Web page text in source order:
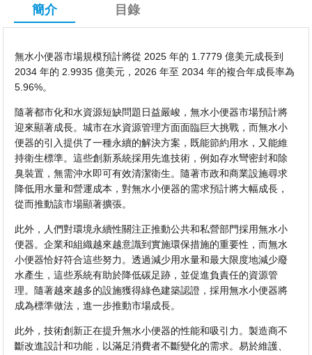
簡介 目錄
無水小便器市場規模預計將從 2025 年的 1.7779 億美元成長到
2034 年的 2.9935 億美元，2026 年至 2034 年的複合年成長率為
5.96%。
隨著都市化和水資源短缺問題日益嚴峻，無水小便器市場預計將
迎來顯著成長。城市在水資源管理方面面臨巨大挑戰，而無水小
便器的引入提供了一種永續的解決方案，既能節約用水，又能維
持衛生標準。這些創新系統採用先進技術，例如存水彎密封和除
臭裝置，無需沖水即可有效清潔衛生。隨著市政和商業設施尋求
降低用水量和營運成本，對無水小便器的需求預計將大幅成長，
從而推動該市場顯著擴張。
此外，人們對環境永續性關注正推動公共和私營部門採用無水小
便器。企業和組織越來越意識到實施環保措施的重要性，而無水
小便器恰好符合這些努力。透過減少用水量和最大限度地減少廢
水產生，這些系統有助於降低碳足跡，並促進負責任的資源管
理。隨著越來越多的設施獲得綠色建築認證，採用無水小便器將
成為標準做法，進一步推動市場成長。
此外，技術創新正在提升無水小便器的性能和吸引力。製造商不
斷改進設計和功能，以滿足消費者不斷變化的需求。易於維護、